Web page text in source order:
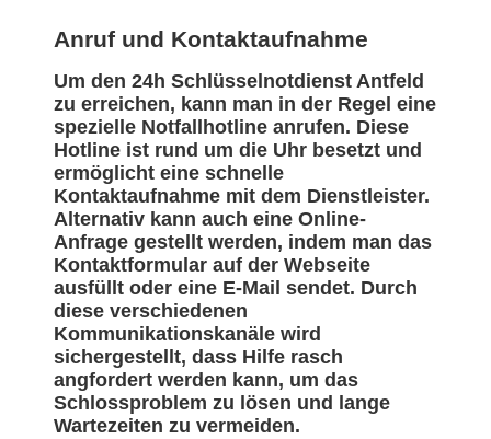
Anruf und Kontaktaufnahme
Um den 24h Schlüsselnotdienst Antfeld
zu erreichen, kann man in der Regel eine
spezielle Notfallhotline anrufen. Diese
Hotline ist rund um die Uhr besetzt und
ermöglicht eine schnelle
Kontaktaufnahme mit dem Dienstleister.
Alternativ kann auch eine Online-
Anfrage gestellt werden, indem man das
Kontaktformular auf der Webseite
ausfüllt oder eine E-Mail sendet. Durch
diese verschiedenen
Kommunikationskanäle wird
sichergestellt, dass Hilfe rasch
angfordert werden kann, um das
Schlossproblem zu lösen und lange
Wartezeiten zu vermeiden.